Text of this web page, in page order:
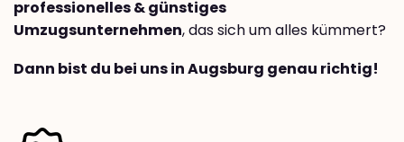
professionelles & günstiges
Umzugsunternehmen, das sich um alles kümmert?
Dann bist du bei uns in Augsburg genau richtig!